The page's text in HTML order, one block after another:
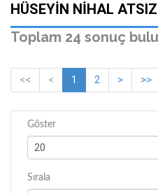
HÜSEYIN NIHAL
Toplam 24 sonuç
<< < 1 2 > >>
Göster
Sırala